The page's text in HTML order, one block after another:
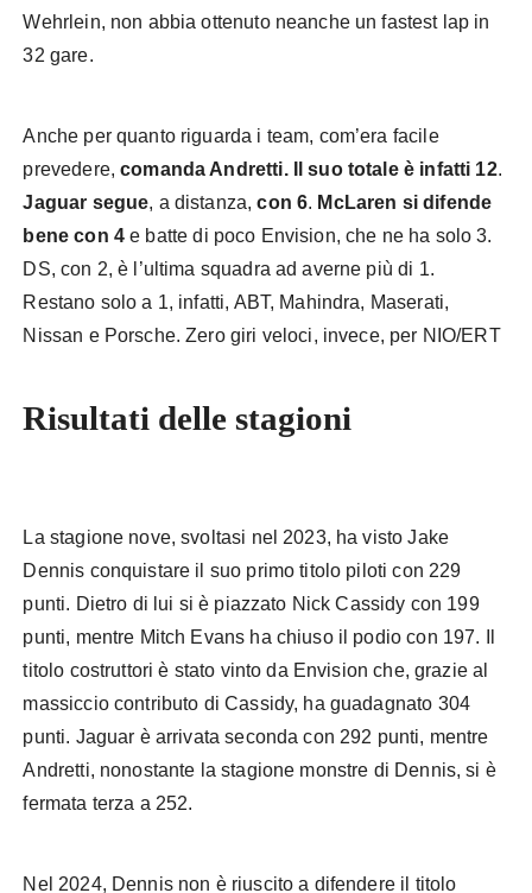
Wehrlein, non abbia ottenuto neanche un fastest lap in
32 gare.
Anche per quanto riguarda i team, com’era facile
prevedere,comanda Andretti. Il suo totale è infatti 12.
Jaguar segue, a distanza,con 6. McLaren si difende
bene con 4 e batte di poco Envision, che ne ha solo 3.
DS, con 2, è l’ultima squadra ad averne più di 1.
Restano solo a 1, infatti, ABT, Mahindra, Maserati,
Nissan e Porsche. Zero giri veloci, invece, per NIO/ERT
Risultati delle stagioni
La stagione nove, svoltasi nel 2023, ha visto Jake
Dennis conquistare il suo primo titolo piloti con 229
punti. Dietro di lui si è piazzato Nick Cassidy con 199
punti, mentre Mitch Evans ha chiuso il podio con 197. Il
titolo costruttori è stato vinto da Envision che, grazie al
massiccio contributo di Cassidy, ha guadagnato 304
punti. Jaguar è arrivata seconda con 292 punti, mentre
Andretti, nonostante la stagione monstre di Dennis, si è
fermata terza a 252.
Nel 2024, Dennis non è riuscito a difendere il titolo